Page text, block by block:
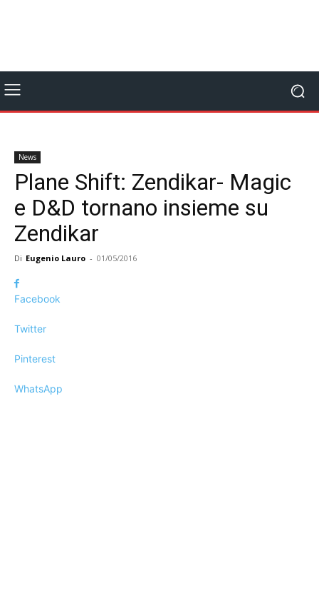
News
Plane Shift: Zendikar- Magic
e D&D tornano insieme su
Zendikar
Di Eugenio Lauro - 01/05/2016
Facebook
Twitter
Pinterest
WhatsApp